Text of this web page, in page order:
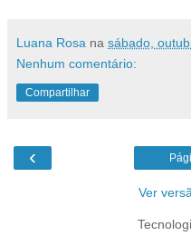
Luana Rosa na sábado,
Nenhum comentário:
Compartilhar
‹
Ver